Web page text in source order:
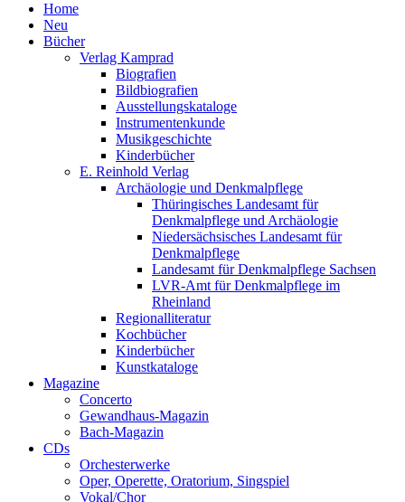
Home
Neu
Bücher
Verlag Kamprad
Biografien
Bildbiografien
Ausstellungskataloge
Instrumentenkunde
Musikgeschichte
Kinderbücher
E. Reinhold Verlag
Archäologie und Denkmalpflege
Thüringisches Landesamt für
Denkmalpflege und Archäologie
Niedersächsisches Landesamt für
Denkmalpflege
Landesamt für Denkmalpflege Sachsen
LVR-Amt für Denkmalpflege im
Rheinland
Regionalliteratur
Kochbücher
Kinderbücher
Kunstkataloge
Magazine
Concerto
Gewandhaus-Magazin
Bach-Magazin
CDs
Orchesterwerke
Oper, Operette, Oratorium, Singspiel
Vokal/Chor